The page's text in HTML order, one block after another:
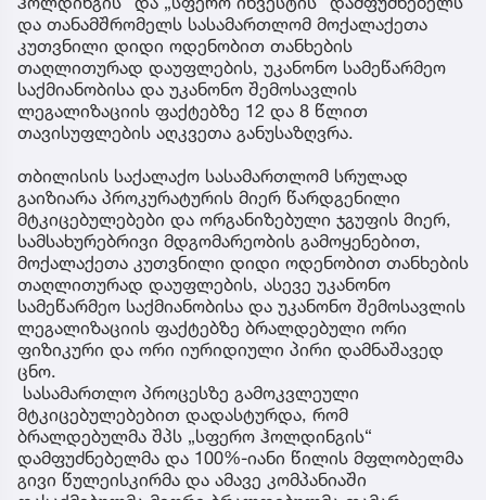
და თანამშრომელს სასამართლომ მოქალაქეთა
კუთვნილი დიდი ოდენობით თანხების
თაღლითურად დაუფლების, უკანონო სამეწარმეო
საქმიანობისა და უკანონო შემოსავლის
ლეგალიზაციის ფაქტებზე 12 და 8 წლით
თავისუფლების აღკვეთა განუსაზღვრა.
თბილისის საქალაქო სასამართლომ სრულად
გაიზიარა პროკურატურის მიერ წარდგენილი
მტკიცებულებები და ორგანიზებული ჯგუფის მიერ,
სამსახურებრივი მდგომარეობის გამოყენებით,
მოქალაქეთა კუთვნილი დიდი ოდენობით თანხების
თაღლითურად დაუფლების, ასევე უკანონო
სამეწარმეო საქმიანობისა და უკანონო შემოსავლის
ლეგალიზაციის ფაქტებზე ბრალდებული ორი
ფიზიკური და ორი იურიდიული პირი დამნაშავედ
ცნო.
სასამართლო პროცესზე გამოკვლეული
მტკიცებულებებით დადასტურდა, რომ
ბრალდებულმა შპს „სფერო ჰოლდინგის“
დამფუძნებელმა და 100%-იანი წილის მფლობელმა
გივი წულეისკირმა და ამავე კომპანიაში